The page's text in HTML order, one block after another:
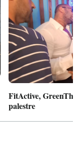
FitActive,
palestre